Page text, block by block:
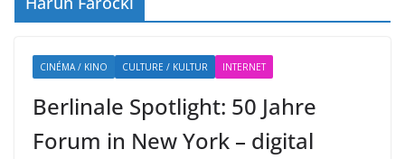
CINÉMA / KINO CULTURE / KULTUR INTERNET
Berlinale Spotlight: 50 Jahre
Forum in New York – digital